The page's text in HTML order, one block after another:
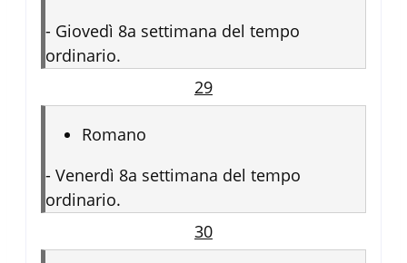
- Giovedì 8a settimana del tempo
ordinario.
29
Romano
- Venerdì 8a settimana del tempo
ordinario.
30